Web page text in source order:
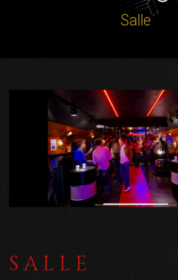
Salle
SALLE